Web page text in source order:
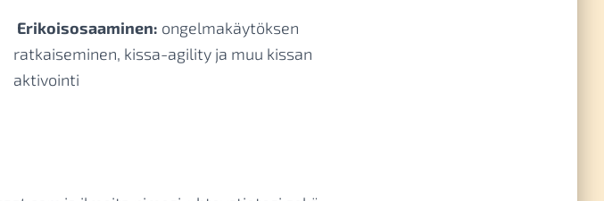
Erikoisosaaminen: ongelmakäytöksen
ratkaiseminen, kissa-agility ja muu kissan
aktivointi